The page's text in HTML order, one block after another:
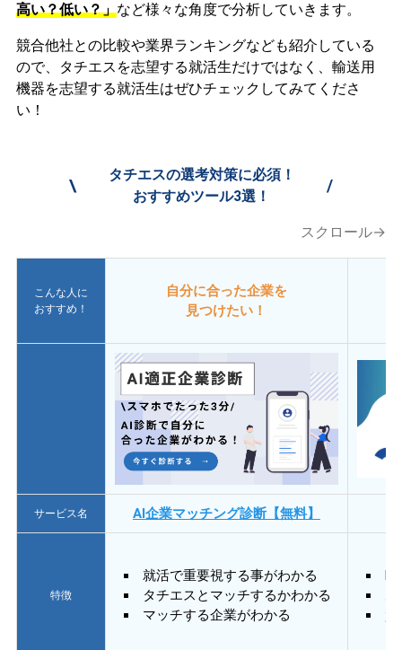
高い？低い？」など様々な角度で分析していきます。
競合他社との比較や業界ランキングなども紹介している
ので、タチエスを志望する就活生だけではなく、輸送用
機器を志望する就活生はぜひチェックしてみてくださ
い！
\
タチエスの選考対策に必須！
おすすめツール3選！
/
スクロール→
こんな人に
おすすめ！
自分に合った企業を
見つけたい！
サービス名 AI企業マッチング診断【無料】
特徴
就活で重要視する事がわかる
タチエスとマッチするかわかる
マッチする企業がわかる
質